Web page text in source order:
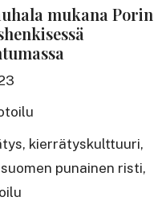
mukana Porin
, kierrätyskulttuuri,
suomen punainen risti,